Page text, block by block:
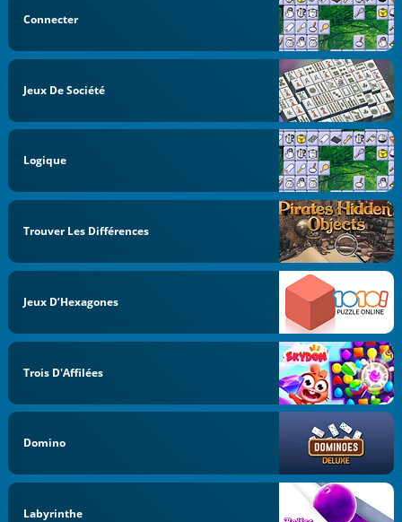
Connecter
Jeux De Société
Logique
Trouver Les Différences
Jeux D’Hexagones
Trois D'Affilées
Domino
Labyrinthe